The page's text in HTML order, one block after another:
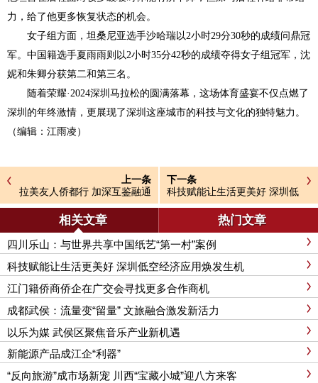
力，给了他更多恢复状态的机会。
女子组方面，坦桑尼亚选手沙哈瑞以2小时29分30秒的成绩问鼎冠
军。中国籍选手夏雨雨则以2小时35分42秒的成绩夺得女子组冠军，沈
妮和朱卿分获第二和第三名。
随着荣耀·2024深圳马拉松的圆满落幕，这场体育盛宴不仅点燃了
深圳的年终激情，更展现了深圳这座城市的科技与文化的独特魅力。
（编辑：江雨凌）
上一条
拉美友人侨都行 加深互鉴融通
情
下一条
科技赋能让生活更美好 深圳低
空经济应用焕发生机
相关文章 热门文章
四川乐山：与世界共享中国纸艺“第一村”案例
科技赋能让生活更美好 深圳低空经济应用焕发生机
江门籍侨商侨企在广交会寻找更多合作商机
成都武侯：流量变“留量” 文旅融合激发新活力
以乐为媒 武侯区聚焦音乐产业新机遇
新能源产品成江企“利器”
“反向旅游”成市场新宠 川西“宝藏小城”迎八方来客